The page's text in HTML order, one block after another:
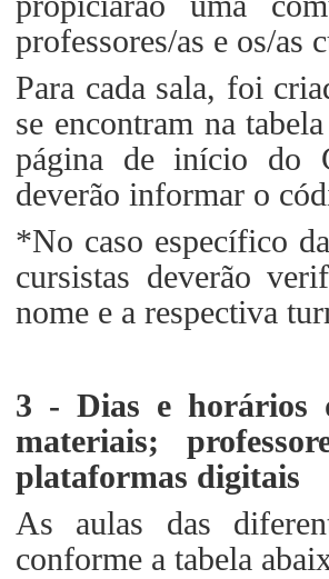
professores/as e os/as
Para cada sala, foi
se encontram na
página de início do
deverão informar o
*No caso específico
cursistas deverão
nome e a respectiva
3 - Dias e horários
materiais;
plataformas digitais
As aulas das
conforme a tabela